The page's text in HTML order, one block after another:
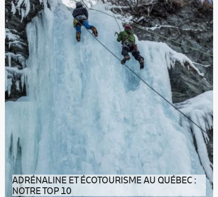
ADRÉNALINE ET ÉCOTOURISME AU QUÉBEC :
NOTRE TOP 10